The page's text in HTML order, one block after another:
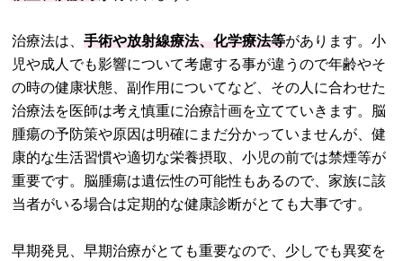
治療法は、手術や放射線療法、化学療法等があります。小
児や成人でも影響について考慮する事が違うので年齢やそ
の時の健康状態、副作用についてなど、その人に合わせた
治療法を医師は考え慎重に治療計画を立てていきます。脳
腫瘍の予防策や原因は明確にまだ分かっていませんが、健
康的な生活習慣や適切な栄養摂取、小児の前では禁煙等が
重要です。脳腫瘍は遺伝性の可能性もあるので、家族に該
当者がいる場合は定期的な健康診断がとても大事です。
早期発見、早期治療がとても重要なので、少しでも異変を